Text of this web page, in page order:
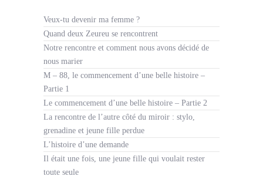
Veux-tu devenir ma femme ?
Quand deux Zeureu se rencontrent
Notre rencontre et comment nous avons décidé de
nous marier
M – 88, le commencement d’une belle histoire –
Partie 1
Le commencement d’une belle histoire – Partie 2
La rencontre de l’autre côté du miroir : stylo,
grenadine et jeune fille perdue
L’histoire d’une demande
Il était une fois, une jeune fille qui voulait rester
toute seule